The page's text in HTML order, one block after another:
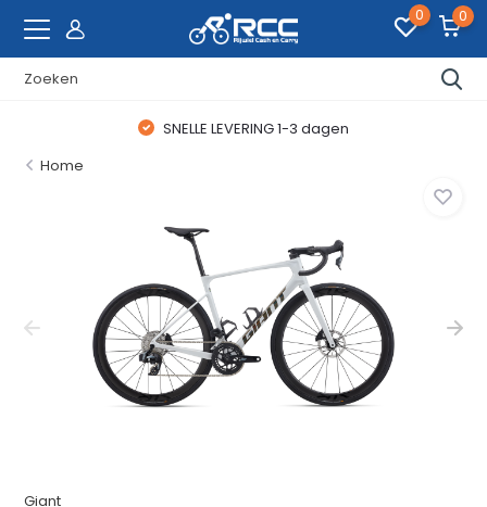
0 0
SNELLE LEVERING 1-3 dagen
Home
Giant